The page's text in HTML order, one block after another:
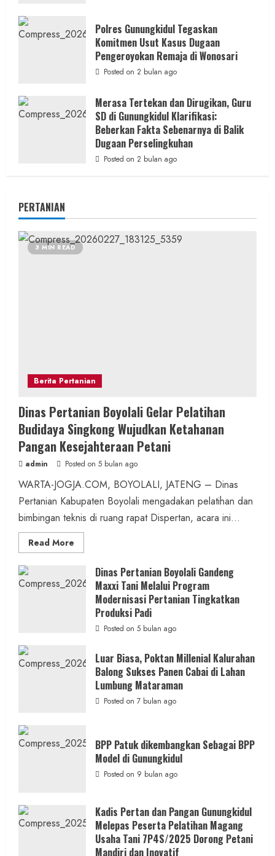
Polres Gunungkidul Tegaskan
Komitmen Usut Kasus Dugaan
Pengeroyokan Remaja di Wonosari
Posted on 2 bulan ago
Merasa Tertekan dan Dirugikan, Guru
SD di Gunungkidul Klarifikasi:
Beberkan Fakta Sebenarnya di Balik
Dugaan Perselingkuhan
Posted on 2 bulan ago
PERTANIAN
3 MIN READ
Berita Pertanian
Dinas Pertanian Boyolali Gelar Pelatihan
Budidaya Singkong Wujudkan Ketahanan
Pangan Kesejahteraan Petani
admin Posted on 5 bulan ago
WARTA-JOGJA.COM, BOYOLALI, JATENG – Dinas
Pertanian Kabupaten Boyolali mengadakan pelatihan dan
bimbingan teknis di ruang rapat Dispertan, acara ini...
Read More
more
Dinas
Pertanian
Boyolali
Gelar
Pelatihan
Budidaya
Singkong
Wujudkan
Kesejahteraan
Petani
Dinas Pertanian Boyolali Gandeng
Maxxi Tani Melalui Program
Modernisasi Pertanian Tingkatkan
Produksi Padi
Posted on 5 bulan ago
Luar Biasa, Poktan Millenial Kalurahan
Balong Sukses Panen Cabai di Lahan
Lumbung Mataraman
Posted on 7 bulan ago
BPP Patuk dikembangkan Sebagai BPP
Model di Gunungkidul
Posted on 9 bulan ago
Kadis Pertan dan Pangan Gunungkidul
Melepas Peserta Pelatihan Magang
Usaha Tani 7P4S/2025 Dorong Petani
Mandiri dan Inovatif